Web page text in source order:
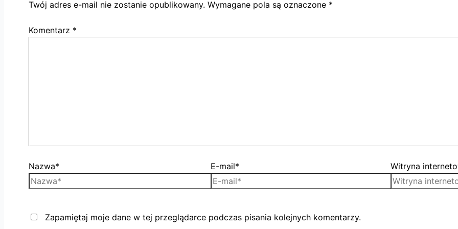
Twój adres e-mail nie zostanie opublikowany. Wymagane pola są oznaczone *
Komentarz *
Nazwa* E-mail* Witryna
Zapamiętaj moje dane w tej przeglądarce podczas pisania kolejnych komentarzy.